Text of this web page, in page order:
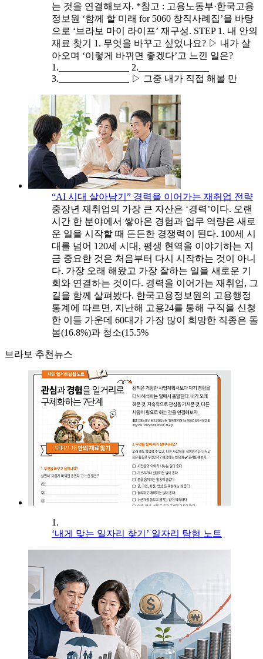
는 것을 연결해보자. *참고 : 고용노동부·한국고용
정보원 ‘함께 할 미래 for 5060 창직사례집’을 바탕
으로 ‘브라보 마이 라이프’ 재구성. STEP 1. 내 안의
재료 찾기 1. 무엇을 바꾸고 싶었나요? ▷ 내가 살
아오며 ‘이렇게 바뀌면 좋겠다’고 느낀 일은?
1._______________ 2._______________
3._______________ ▷ 그중 내가 직접 해볼 만
“AI 시대 살아남기” 경력을 이어가는 재취업 전략
중장년 재취업의 가장 큰 자산은 ‘경력’이다. 오랜
시간 한 분야에서 쌓아온 경험과 업무 역량은 새로
운 일을 시작할 때 든든한 경쟁력이 된다. 100세 시
대를 넘어 120세 시대, 평생 현역을 이야기하는 지
금 중요한 것은 처음부터 다시 시작하는 것이 아니
다. 가장 오래 해왔고 가장 잘하는 일을 새로운 기
회와 연결하는 것이다. 경력을 이어가는 재취업, 그
길을 함께 살펴봤다. 한국고용정보원의 고용행정
통계에 따르면, 지난해 고용24를 통해 구직을 신청
한 이들 가운데 60대가 가장 많이 희망한 직종은 돌
봄(16.8%)과 청소(15.5%
브라보 추천뉴스
1.
‘내게 맞는 일자리 찾기’ 일자리 탐험 노트